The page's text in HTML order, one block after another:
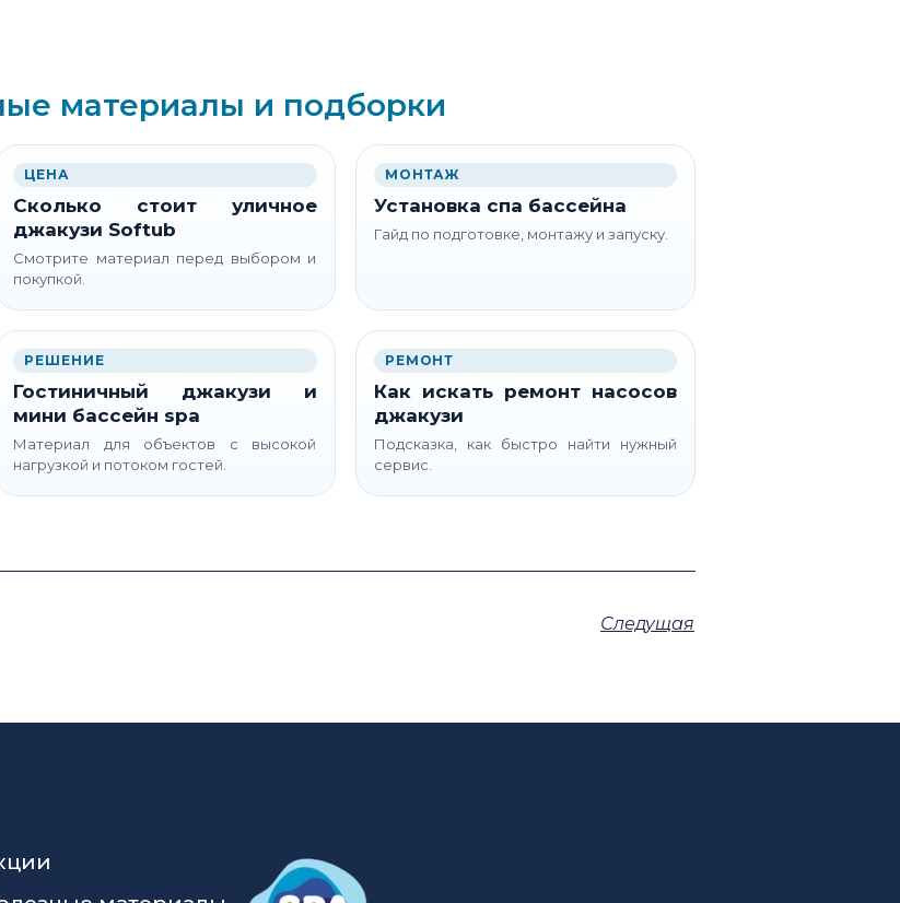
материалы и подборки
ЦЕНА
Сколько стоит уличное
джакузи Softub
Смотрите материал перед выбором и
покупкой.
МОНТАЖ
Установка спа бассейна
Гайд по подготовке, монтажу и запуску.
РЕШЕНИЕ
Гостиничный джакузи и
мини бассейн spa
Материал для объектов с высокой
нагрузкой и потоком гостей.
РЕМОНТ
Как искать ремонт насосов
джакузи
Подсказка, как быстро найти нужный
сервис.
Следущая